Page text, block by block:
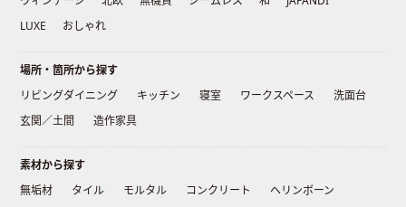
LUXE
おしゃれ
場所・箇所から探す
リビングダイニング
キッチン 寝室 ワークスペース
洗面台
玄関／土間
造作家具
素材から探す
無垢材
タイル モルタル コンクリート
ヘリンボーン